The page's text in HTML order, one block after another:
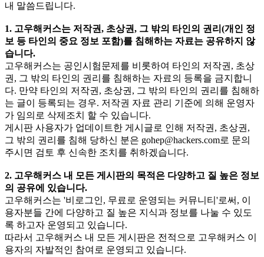
내 말씀드립니다.
1. 고우해커스는 저작권, 초상권, 그 밖의 타인의 권리(개인 정
보 등 타인의 중요 정보 포함)를 침해하는 자료는 공유하지 않
습니다.
고우해커스는 공인시험문제를 비롯하여 타인의 저작권, 초상
권, 그 밖의 타인의 권리를 침해하는 자료의 등록을 금지합니
다. 만약 타인의 저작권, 초상권, 그 밖의 타인의 권리를 침해하
는 글이 등록되는 경우. 저작권 자료 관리 기준에 의해 운영자
가 임의로 삭제조치 할 수 있습니다.
게시판 사용자가 업데이트한 게시글로 인해 저작권, 초상권,
그 밖의 권리를 침해 당하신 분은 gohep@hackers.com로 문의
주시면 검토 후 신속한 조치를 취하겠습니다.
2. 고우해커스 내 모든 게시판의 목적은 다양하고 질 높은 정보
의 공유에 있습니다.
고우해커스는 '비로그인, 무료로 운영되는 커뮤니티'로써, 이
용자분들 간에 다양하고 질 높은 지식과 정보를 나눌 수 있도
록 하고자 운영되고 있습니다.
따라서 고우해커스 내 모든 게시판은 전적으로 고우해커스 이
용자의 자발적인 참여로 운영되고 있습니다.